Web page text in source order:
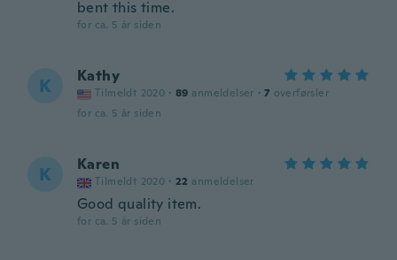
bent this time.
for ca. 5 år siden
K Kathy
Tilmeldt 2020 · 89 anmeldelser · 7 overførsler
for ca. 5 år siden
K Karen
Tilmeldt 2020 · 22 anmeldelser
Good quality item.
for ca. 5 år siden